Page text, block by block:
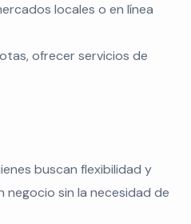
locales o en línea
ofrecer servicios de
buscan flexibilidad y
negocio sin la necesidad de